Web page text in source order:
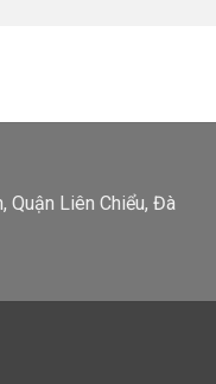
Quận Liên Chiểu, Đà